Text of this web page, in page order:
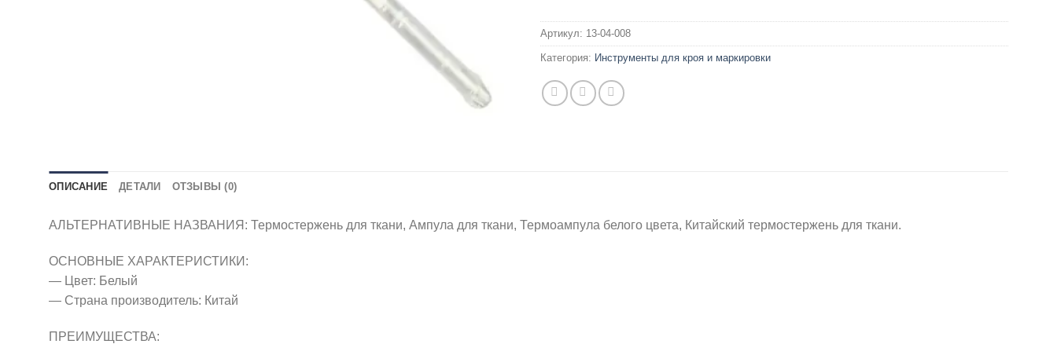
Артикул: 13-04-008
Категория: Инструменты для кроя и маркировки
ОПИСАНИЕ ДЕТАЛИ ОТЗЫВЫ (0)
АЛЬТЕРНАТИВНЫЕ НАЗВАНИЯ: Термостержень для ткани, Ампула для ткани, Термоампула белого цвета, Китайский термостержень для ткани.
ОСНОВНЫЕ ХАРАКТЕРИСТИКИ:
— Цвет: Белый
— Страна производитель: Китай
ПРЕИМУЩЕСТВА: